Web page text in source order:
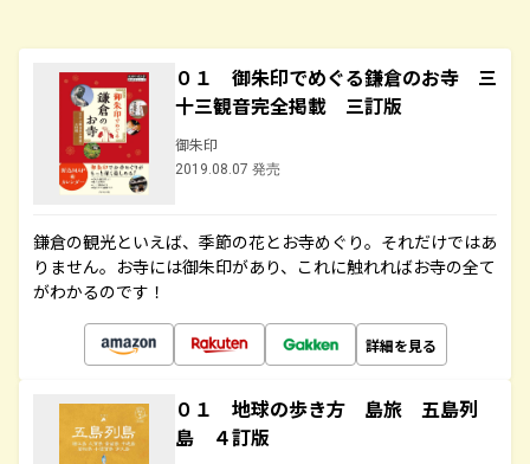
０１ 御朱印でめぐる鎌倉のお寺 三
十三観音完全掲載 三訂版
御朱印
2019.08.07 発売
鎌倉の観光といえば、季節の花とお寺めぐり。それだけではあ
りません。お寺には御朱印があり、これに触れればお寺の全て
がわかるのです！
詳細を見る
０１ 地球の歩き方 島旅 五島列
島 ４訂版